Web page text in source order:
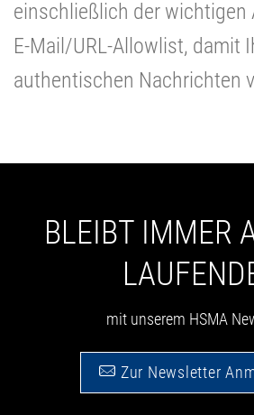
einschließlich der wichtigen
E-Mail/URL-Allowlist, damit
authentischen Nachrichten
BLEIBT IMMER
mit unserem HSMA
Zur Newsletter